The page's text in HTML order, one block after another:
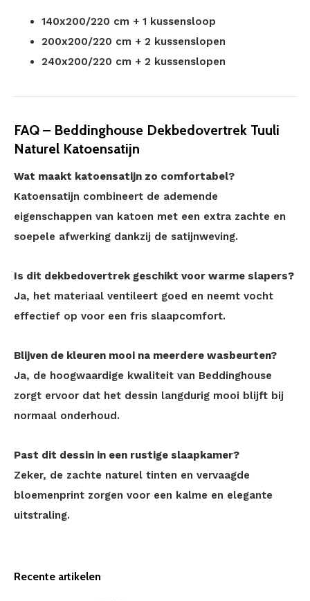
140x200/220 cm + 1 kussensloop
200x200/220 cm + 2 kussenslopen
240x200/220 cm + 2 kussenslopen
FAQ – Beddinghouse Dekbedovertrek Tuuli
Naturel Katoensatijn
Wat maakt katoensatijn zo comfortabel?
Katoensatijn combineert de ademende
eigenschappen van katoen met een extra zachte en
soepele afwerking dankzij de satijnweving.
Is dit dekbedovertrek geschikt voor warme slapers?
Ja, het materiaal ventileert goed en neemt vocht
effectief op voor een fris slaapcomfort.
Blijven de kleuren mooi na meerdere wasbeurten?
Ja, de hoogwaardige kwaliteit van Beddinghouse
zorgt ervoor dat het dessin langdurig mooi blijft bij
normaal onderhoud.
Past dit dessin in een rustige slaapkamer?
Zeker, de zachte naturel tinten en vervaagde
bloemenprint zorgen voor een kalme en elegante
uitstraling.
Recente artikelen